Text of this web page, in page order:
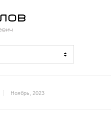
Ноябрь, 2023